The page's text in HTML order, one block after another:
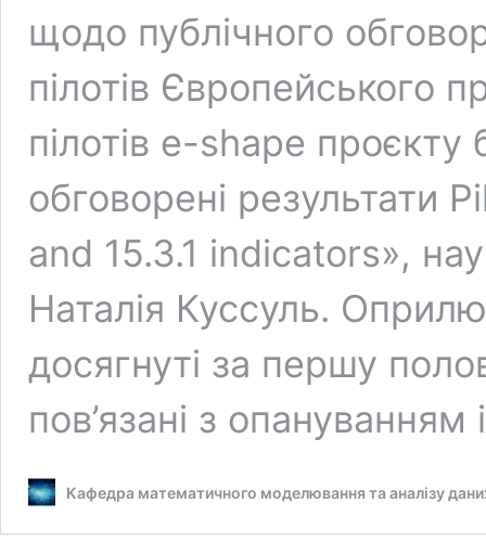
щодо публічного
пілотів Європейського
пілотів e-shape проєкту
обговорені результати
and 15.3.1 indicators»,
Наталія Куссуль.
досягнуті за першу
пов’язані з
Кафедра математичного моделювання та аналізу